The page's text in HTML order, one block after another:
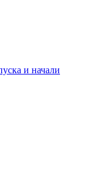
и начали